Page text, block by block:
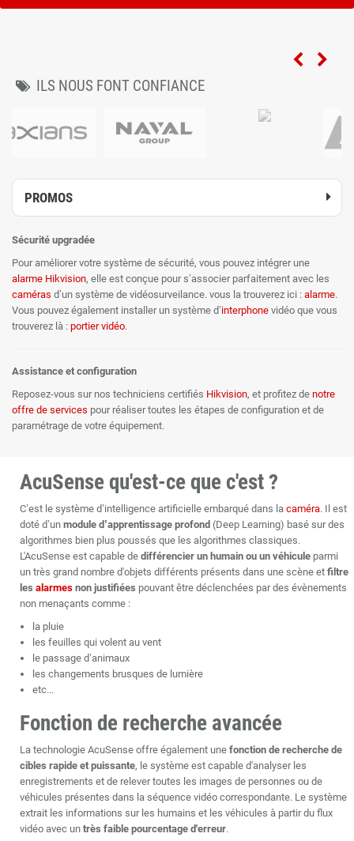
ILS NOUS FONT CONFIANCE
PROMOS
Sécurité upgradée
Pour améliorer votre système de sécurité, vous pouvez intégrer une
alarme Hikvision, elle est conçue pour s’associer parfaitement avec les
caméras d’un système de vidéosurveilance. vous la trouverez ici : alarme.
Vous pouvez également installer un système d’interphone vidéo que vous
trouverez là : portier vidéo.
Assistance et configuration
Reposez-vous sur nos techniciens certifiés Hikvision, et profitez de notre
offre de services pour réaliser toutes les étapes de configuration et de
paramétrage de votre équipement.
AcuSense qu'est-ce que c'est ?
C’est le système d’intelligence artificielle embarqué dans la caméra. Il est
doté d’un module d’apprentissage profond (Deep Learning) basé sur des
algorithmes bien plus poussés que les algorithmes classiques.
L'AcuSense est capable de différencier un humain ou un véhicule parmi
un très grand nombre d'objets différents présents dans une scène et filtre
les alarmes non justifiées pouvant être déclenchées par des évènements
non menaçants comme :
la pluie
les feuilles qui volent au vent
le passage d’animaux
les changements brusques de lumière
etc...
Fonction de recherche avancée
La technologie AcuSense offre également une fonction de recherche de
cibles rapide et puissante, le système est capable d'analyser les
enregistrements et de relever toutes les images de personnes ou de
véhicules présentes dans la séquence vidéo correspondante. Le système
extrait les informations sur les humains et les véhicules à partir du flux
vidéo avec un très faible pourcentage d'erreur.